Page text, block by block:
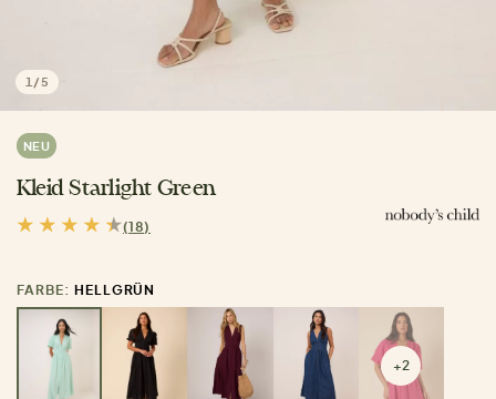
1 /5
NEU
Kleid Starlight Green
(18)
FARBE: HELLGRÜN
+2